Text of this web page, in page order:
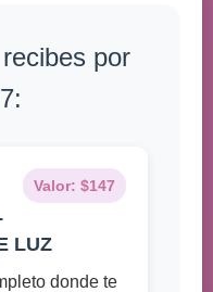
por
Valor: $147
LUZ
donde te